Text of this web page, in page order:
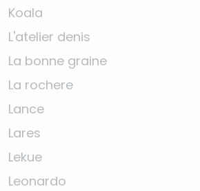
Koala
L'atelier denis
La bonne graine
La rochere
Lance
Lares
Lekue
Leonardo